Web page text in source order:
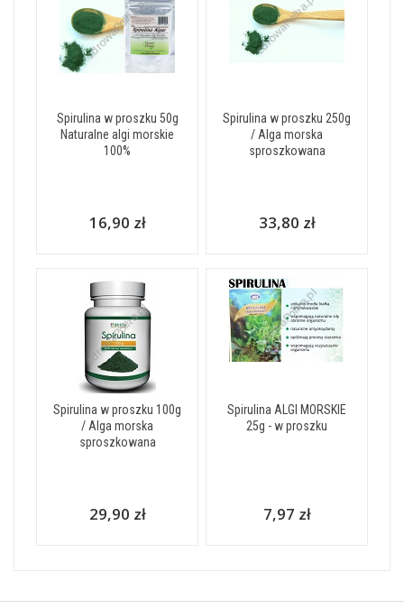
Spirulina w proszku 50g
Naturalne algi morskie
100%
16,90 zł
Spirulina w proszku 250g
/ Alga morska
sproszkowana
33,80 zł
Spirulina w proszku 100g
/ Alga morska
sproszkowana
29,90 zł
Spirulina ALGI MORSKIE
25g - w proszku
7,97 zł